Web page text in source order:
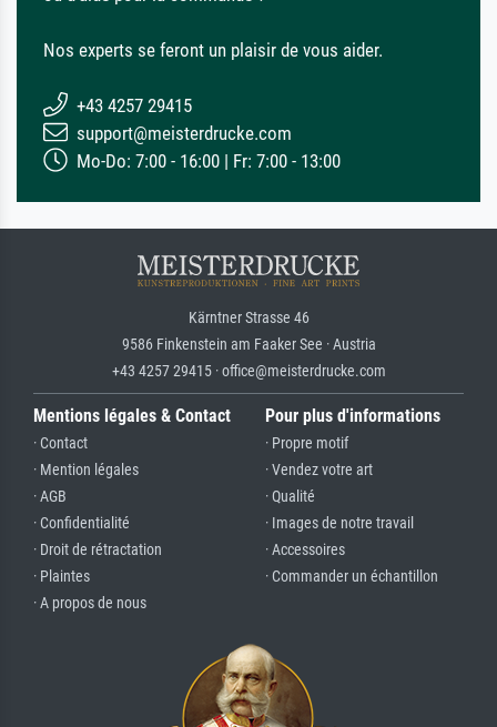
Nos experts se feront un plaisir de vous aider.
+43 4257 29415
support@meisterdrucke.com
Mo-Do: 7:00 - 16:00 | Fr: 7:00 - 13:00
Kärntner Strasse 46
9586 Finkenstein am Faaker See · Austria
+43 4257 29415 · office@meisterdrucke.com
Mentions légales & Contact
· Contact
· Mention légales
· AGB
· Confidentialité
· Droit de rétractation
· Plaintes
· A propos de nous
Pour plus d'informations
· Propre motif
· Vendez votre art
· Qualité
· Images de notre travail
· Accessoires
· Commander un échantillon